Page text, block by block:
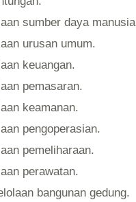
sumber daya
urusan umum.
keuangan.
pemasaran.
keamanan.
pengoperasian.
pemeliharaan.
perawatan.
bangunan gedung.